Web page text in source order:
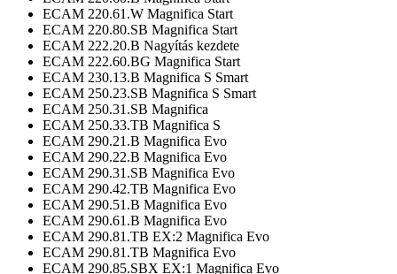
ECAM 220.61.W Magnifica Start
ECAM 220.80.SB Magnifica Start
ECAM 222.20.B Nagyítás kezdete
ECAM 222.60.BG Magnifica Start
ECAM 230.13.B Magnifica S Smart
ECAM 250.23.SB Magnifica S Smart
ECAM 250.31.SB Magnifica
ECAM 250.33.TB Magnifica S
ECAM 290.21.B Magnifica Evo
ECAM 290.22.B Magnifica Evo
ECAM 290.31.SB Magnifica Evo
ECAM 290.42.TB Magnifica Evo
ECAM 290.51.B Magnifica Evo
ECAM 290.61.B Magnifica Evo
ECAM 290.81.TB EX:2 Magnifica Evo
ECAM 290.81.TB Magnifica Evo
ECAM 290.85.SBX EX:1 Magnifica Evo